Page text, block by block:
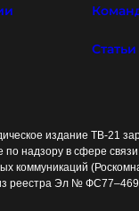
Статьи
издание ТВ-21
по надзору в сфере
коммуникаций
реестра Эл №